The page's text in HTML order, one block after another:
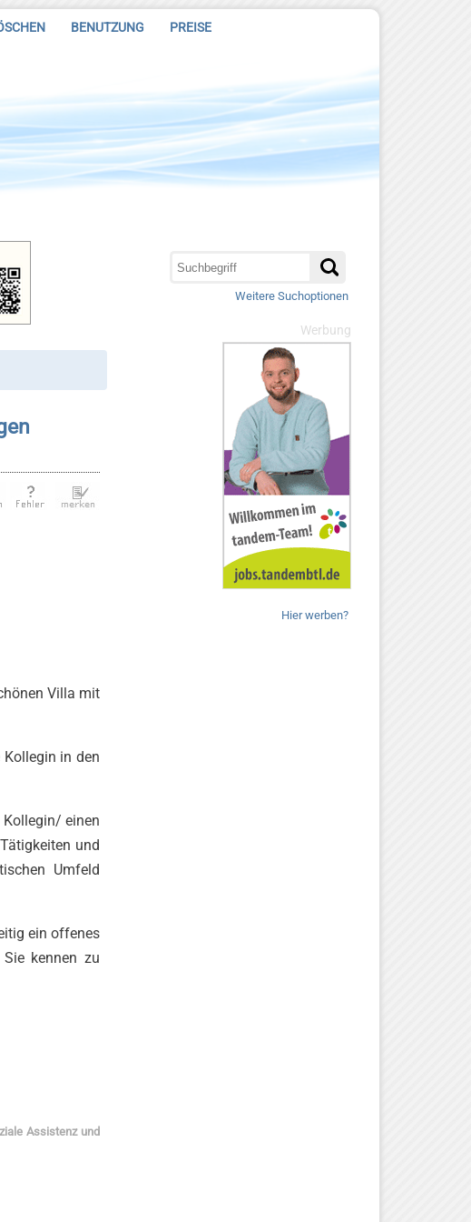
BENUTZUNG PREISE
Villa mit
in den
einen
und
Umfeld
ein offenes
kennen zu
Assistenz und
Weitere Suchoptionen
Werbung
Hier werben?